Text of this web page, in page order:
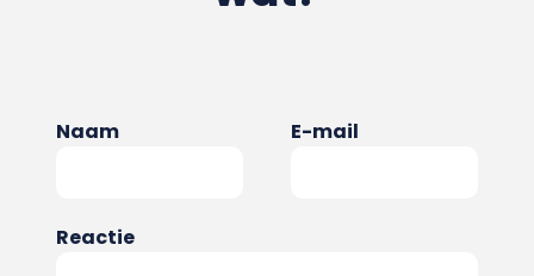
Naam E-mail
Reactie